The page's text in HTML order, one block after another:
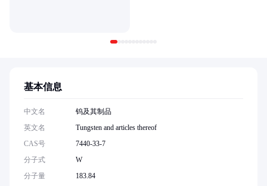
基本信息
中文名
钨及其制品
英文名
Tungsten and articles thereof
CAS号
7440-33-7
分子式
W
分子量
183.84